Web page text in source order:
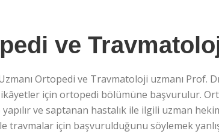
ve
Ortopedi ve Travmatoloji uzmanı Prof.
için ortopedi bölümüne başvurulur.
ve saptanan hastalık ile ilgili uzman
travmalar için başvurulduğunu söylemek